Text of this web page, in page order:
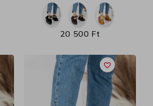
20 500 Ft
favorite_border